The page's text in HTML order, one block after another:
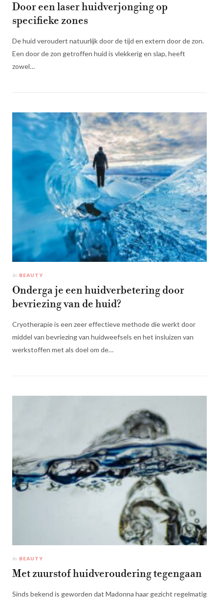
Door een laser huidverjonging op
specifieke zones
De huid veroudert natuurlijk door de tijd en extern door de zon.
Een door de zon getroffen huid is vlekkerig en slap, heeft
zowel…
In BEAUTY
Onderga je een huidverbetering door
bevriezing van de huid?
Cryotherapie is een zeer effectieve methode die werkt door
middel van bevriezing van huidweefsels en het insluizen van
werkstoffen met als doel om de…
In BEAUTY
Met zuurstof huidveroudering tegengaan
Sinds bekend is geworden dat Madonna haar gezicht regelmatig